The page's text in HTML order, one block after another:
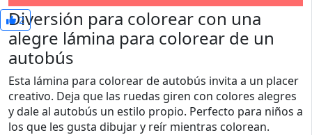
2
Diversión para colorear con una
alegre lámina para colorear de un
autobús
Esta lámina para colorear de autobús invita a un placer
creativo. Deja que las ruedas giren con colores alegres
y dale al autobús un estilo propio. Perfecto para niños a
los que les gusta dibujar y reír mientras colorean.